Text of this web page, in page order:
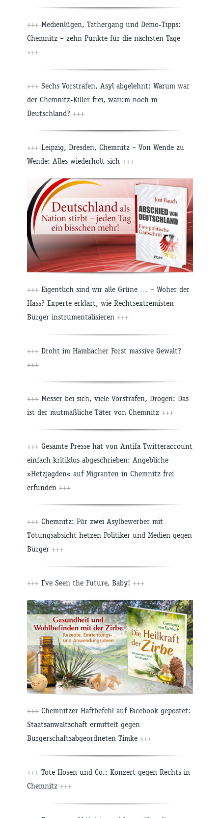
+++ Medienlügen, Tathergang und Demo-Tipps:
Chemnitz – zehn Punkte für die nächsten Tage
+++
+++ Sechs Vorstrafen, Asyl abgelehnt: Warum war
der Chemnitz-Killer frei, warum noch in
Deutschland? +++
+++ Leipzig, Dresden, Chemnitz – Von Wende zu
Wende: Alles wiederholt sich +++
+++ Eigentlich sind wir alle Grüne … – Woher der
Hass? Experte erklärt, wie Rechtsextremisten
Bürger instrumentalisieren +++
+++ Droht im Hambacher Forst massive Gewalt?
+++
+++ Messer bei sich, viele Vorstrafen, Drogen: Das
ist der mutmaßliche Täter von Chemnitz +++
+++ Gesamte Presse hat von Antifa Twitteraccount
einfach kritiklos abgeschrieben: Angebliche
»Hetzjagden« auf Migranten in Chemnitz frei
erfunden +++
+++ Chemnitz: Für zwei Asylbewerber mit
Tötungsabsicht hetzen Politiker und Medien gegen
Bürger +++
+++ I’ve Seen the Future, Baby! +++
+++ Chemnitzer Haftbefehl auf Facebook gepostet:
Staatsanwaltschaft ermittelt gegen
Bürgerschaftsabgeordneten Timke +++
+++ Tote Hosen und Co.: Konzert gegen Rechts in
Chemnitz +++